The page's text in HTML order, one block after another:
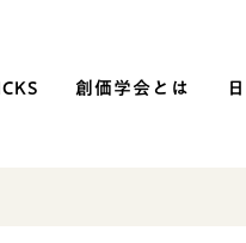
創価学会とは